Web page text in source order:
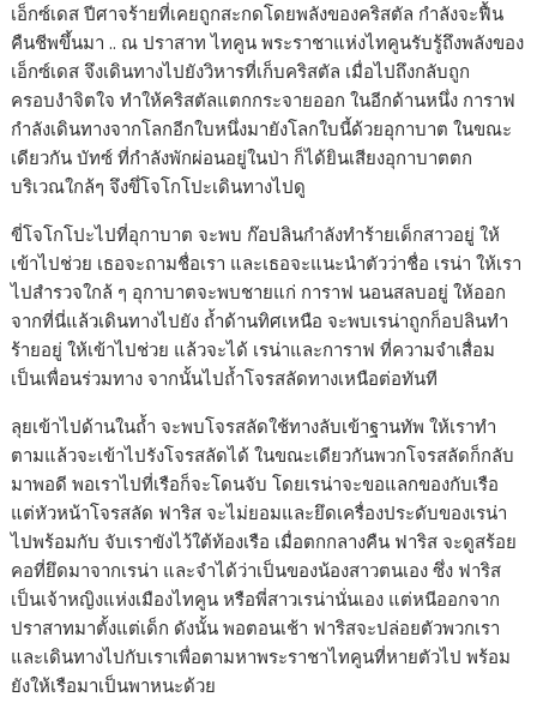
c
b
o
o
s
e
n
g
e
r
n
p
y
L
i
n
a
e
เอ็กซ์เดส ปีศาจร้ายที่เคยถูกสะกดโดยพลังของคริสตัล กำลังจะฟื้น
คืนชีพขึ้นมา .. ณ ปราสาท ไทคูน พระราชาแห่งไทคูนรับรู้ถึงพลังของ
เอ็กซ์เดส จึงเดินทางไปยังวิหารที่เก็บคริสตัล เมื่อไปถึงกลับถูก
ครอบงำจิตใจ ทำให้คริสตัลแตกกระจายออก ในอีกด้านหนึ่ง การาฟ
กำลังเดินทางจากโลกอีกใบหนึ่งมายังโลกใบนี้ด้วยอุกาบาต ในขณะ
เดียวกัน บัทซ์ ที่กำลังพักผ่อนอยู่ในป่า ก็ได้ยินเสียงอุกาบาตตก
บริเวณใกล้ๆ จึงขึ่โจโกโปะเดินทางไปดู
ขี่โจโกโปะไปที่อุกาบาต จะพบ ก๊อปลินกำลังทำร้ายเด็กสาวอยู่ ให้
เข้าไปช่วย เธอจะถามชื่อเรา และเธอจะแนะนำตัวว่าชื่อ เรน่า ให้เรา
ไปสำรวจใกล้ ๆ อุกาบาตจะพบชายแก่ การาฟ นอนสลบอยู่ ให้ออก
จากที่นี่แล้วเดินทางไปยัง ถ้ำด้านทิศเหนือ จะพบเรน่าถูกก็อปลินทำ
ร้ายอยู่ ให้เข้าไปช่วย แล้วจะได้ เรน่าและการาฟ ที่ความจำเสื่อม
เป็นเพื่อนร่วมทาง จากนั้นไปถ้ำโจรสลัดทางเหนือต่อทันที
ลุยเข้าไปด้านในถ้ำ จะพบโจรสลัดใช้ทางลับเข้าฐานทัพ ให้เราทำ
ตามแล้วจะเข้าไปรังโจรสลัดได้ ในขณะเดียวกันพวกโจรสลัดก็กลับ
มาพอดี พอเราไปที่เรือก็จะโดนจับ โดยเรน่าจะขอแลกของกับเรือ
แต่หัวหน้าโจรสลัด ฟาริส จะไม่ยอมและยึดเครื่องประดับของเรน่า
ไปพร้อมกับ จับเราขังไว้ใต้ท้องเรือ เมื่อตกกลางคืน ฟาริส จะดูสร้อย
คอที่ยึดมาจากเรน่า และจำได้ว่าเป็นของน้องสาวตนเอง ซึ่ง ฟาริส
เป็นเจ้าหญิงแห่งเมืองไทคูน หรือพี่สาวเรน่านั่นเอง แต่หนีออกจาก
ปราสาทมาตั้งแต่เด็ก ดังนั้น พอตอนเช้า ฟาริสจะปล่อยตัวพวกเรา
และเดินทางไปกับเราเพื่อตามหาพระราชาไทคูนที่หายตัวไป พร้อม
ยังให้เรือมาเป็นพาหนะด้วย